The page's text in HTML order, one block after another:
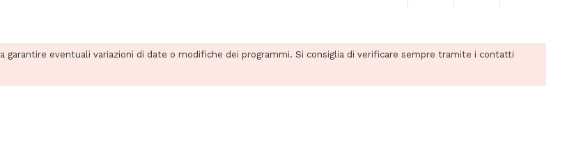
garantire eventuali variazioni di date o modifiche dei programmi. Si consiglia di verificare sempre tramite i contatti